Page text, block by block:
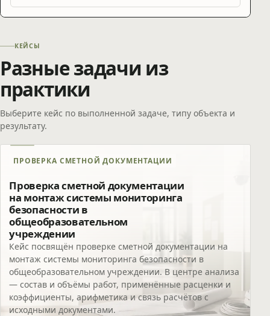
КЕЙСЫ
Разные задачи из
практики
Выберите кейс по выполненной задаче, типу объекта и
результату.
ПРОВЕРКА СМЕТНОЙ ДОКУМЕНТАЦИИ
Проверка сметной документации
на монтаж системы мониторинга
безопасности в
общеобразовательном
учреждении
Кейс посвящён проверке сметной документации на
монтаж системы мониторинга безопасности в
общеобразовательном учреждении. В центре анализа
— состав и объёмы работ, применённые расценки и
коэффициенты, арифметика и связь расчётов с
исходными документами.